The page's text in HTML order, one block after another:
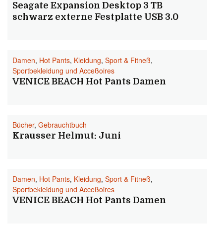
Seagate Expansion Desktop 3 TB
schwarz externe Festplatte USB 3.0
Damen, Hot Pants, Kleidung, Sport & Fitneß,
Sportbekleidung und Acceßoires
VENICE BEACH Hot Pants Damen
Bücher, Gebrauchtbuch
Krausser Helmut: Juni
Damen, Hot Pants, Kleidung, Sport & Fitneß,
Sportbekleidung und Acceßoires
VENICE BEACH Hot Pants Damen